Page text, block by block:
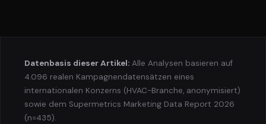
Datenbasis dieser Artikel: Alle Analysen basieren auf
4.096 realen Kampagnendatensätzen eines
internationalen Konzerns (HVAC-Branche, anonymisiert)
sowie dem Supermetrics Marketing Data Report 2026
(n=435).